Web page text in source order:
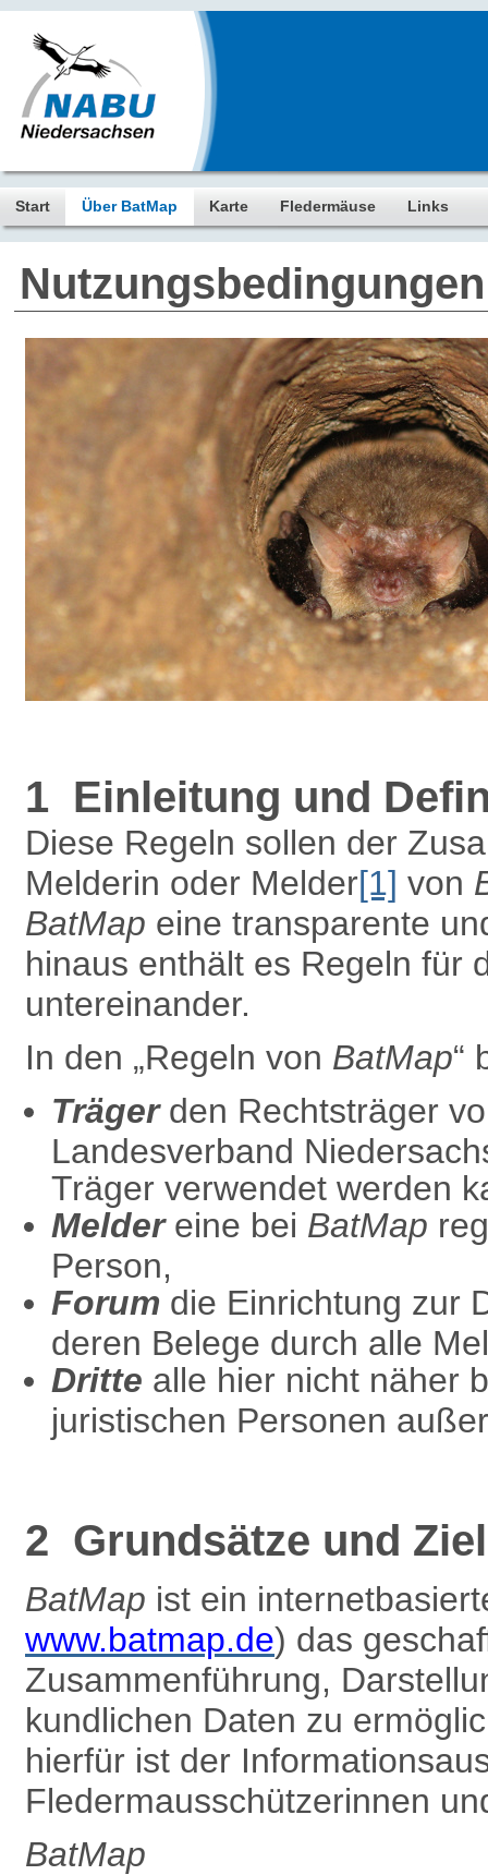
Start Über BatMap Karte Fledermäuse Links
Nutzungsbedingungen
1 Einleitung und
Diese Regeln sollen der
Melderin oder Melder[1] von
BatMap eine transparente
hinaus enthält es Regeln für
untereinander.
In den „Regeln von BatMap“
Trägerden Rechtsträger
Landesverband
Träger verwendet werden
Meldereine bei BatMap
Person,
Forum die Einrichtung zur
deren Belege durch alle
Dritte alle hier nicht näher
juristischen Personen
2 Grundsätze und
BatMap ist ein
www.batmap.de) das
Zusammenführung,
kundlichen Daten zu
hierfür ist der
Fledermausschützer­innen
BatMap